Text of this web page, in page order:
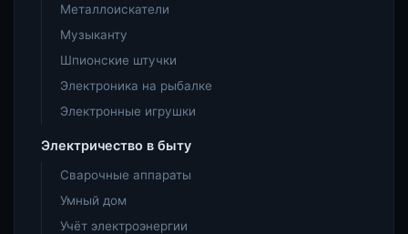
Металлоискатели
Музыканту
Шпионские штучки
Электроника на рыбалке
Электронные игрушки
Электричество в быту
Сварочные аппараты
Умный дом
Учёт электроэнергии